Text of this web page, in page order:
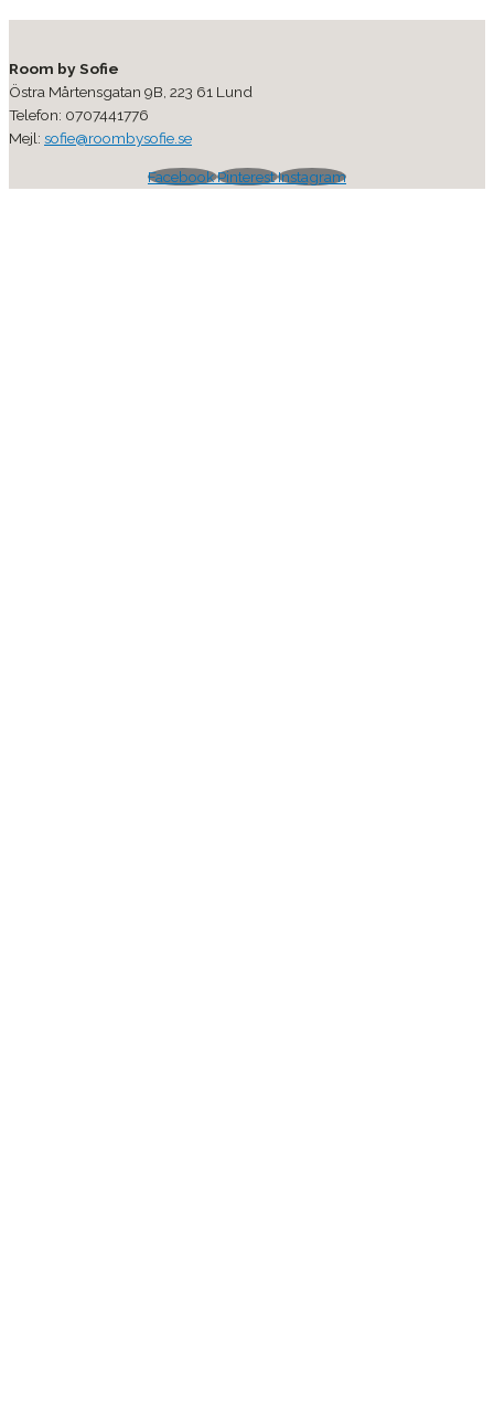
Room by Sofie
Östra Mårtensgatan 9B, 223 61 Lund
Telefon: 0707441776
Mejl: sofie@roombysofie.se
FacebookPinterestInstagram